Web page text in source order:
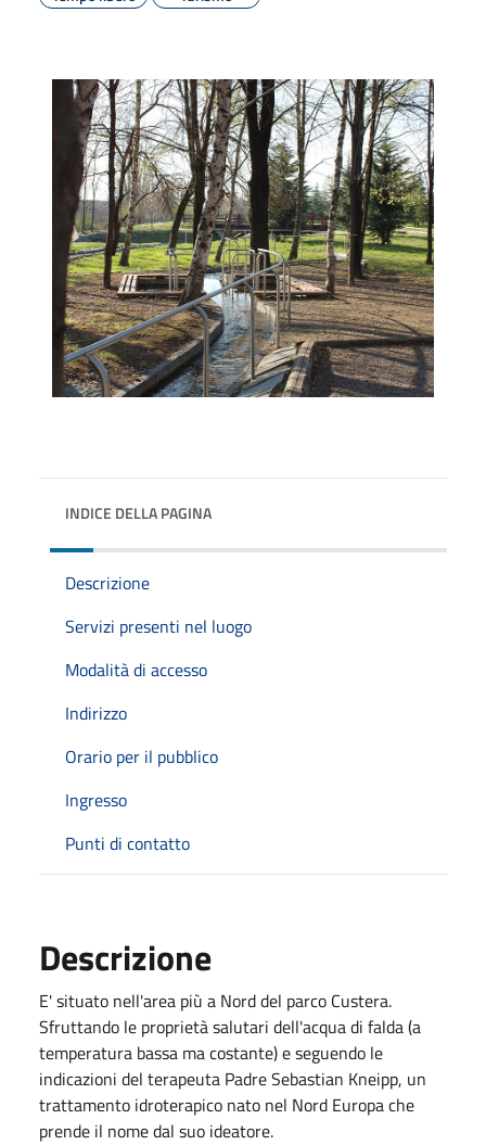
INDICE DELLA PAGINA
Descrizione
Servizi presenti nel luogo
Modalità di accesso
Indirizzo
Orario per il pubblico
Ingresso
Punti di contatto
Descrizione
E' situato nell'area più a Nord del parco Custera.
Sfruttando le proprietà salutari dell'acqua di falda (a
temperatura bassa ma costante) e seguendo le
indicazioni del terapeuta Padre Sebastian Kneipp, un
trattamento idroterapico nato nel Nord Europa che
prende il nome dal suo ideatore.